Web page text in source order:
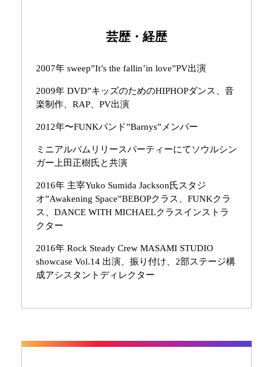
芸歴・経歴
2007年 sweep”It’s the fallin’in love”PV出演
2009年 DVD”キッズのためのHIPHOPダンス、音
楽制作、RAP、PV出演
2012年〜FUNKバンド”Barnys”メンバー
ミニアルバムリリースパーティーにてソウルシン
ガー上田正樹氏と共演
2016年 主宰Yuko Sumida Jackson氏スタジ
オ”Awakening Space”BEBOPクラス、FUNKクラ
ス、DANCE WITH MICHAELクラスインストラ
クター
2016年 Rock Steady Crew MASAMI STUDIO
showcase Vol.14 出演、振り付け、2部ステージ構
成アシスタントディレクター